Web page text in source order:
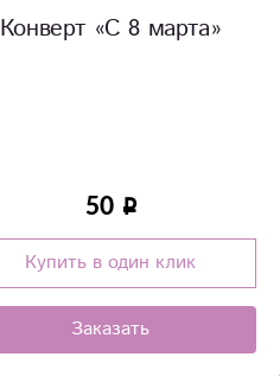
Воздушные шары «С
160
Купить в один клик
Заказать